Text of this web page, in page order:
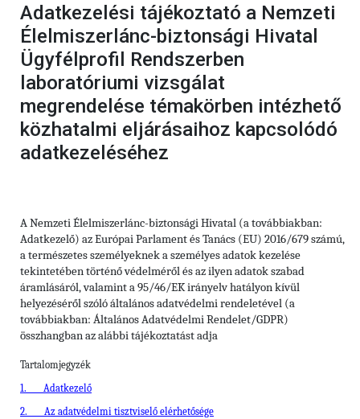
Adatkezelési tájékoztató a Nemzeti
Élelmiszerlánc-biztonsági Hivatal
Ügyfélprofil Rendszerben
laboratóriumi vizsgálat
megrendelése témakörben intézhető
közhatalmi eljárásaihoz kapcsolódó
adatkezeléséhez
A Nemzeti Élelmiszerlánc-biztonsági Hivatal (a továbbiakban:
Adatkezelő) az Európai Parlament és Tanács (EU) 2016/679 számú,
a természetes személyeknek a személyes adatok kezelése
tekintetében történő védelméről és az ilyen adatok szabad
áramlásáról, valamint a 95/46/EK irányelv hatályon kívül
helyezéséről szóló általános adatvédelmi rendeletével (a
továbbiakban: Általános Adatvédelmi Rendelet/GDPR)
összhangban az alábbi tájékoztatást adja
Tartalomjegyzék
1.
Adatkezelő
2.
Az adatvédelmi tisztviselő elérhetősége